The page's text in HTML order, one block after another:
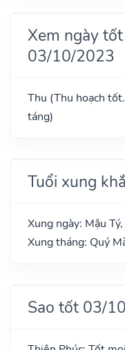
Xem ngày
03/10/2023
Thu (Thu hoạch
táng)
Tuổi xung
Xung ngày: Mậu
Xung tháng: Quý
Sao tốt 03/